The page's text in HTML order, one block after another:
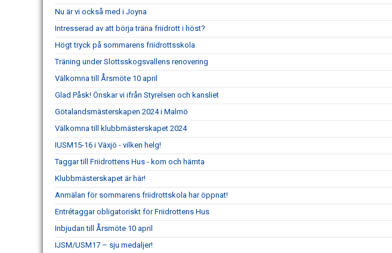
Nu är vi också med i Joyna
Intresserad av att börja träna friidrott i höst?
Högt tryck på sommarens friidrottsskola
Träning under Slottsskogsvallens renovering
Välkomna till Årsmöte 10 april
Glad Påsk! Önskar vi ifrån Styrelsen och kansliet
Götalandsmästerskapen 2024 i Malmö
Välkomna till klubbmästerskapet 2024
IUSM15-16 i Växjö - vilken helg!
Taggar till Friidrottens Hus - kom och hämta
Klubbmästerskapet är här!
Anmälan för sommarens friidrottskola har öppnat!
Entrétaggar obligatoriskt för Friidrottens Hus
Inbjudan till Årsmöte 10 april
IJSM/USM17 – sju medaljer!